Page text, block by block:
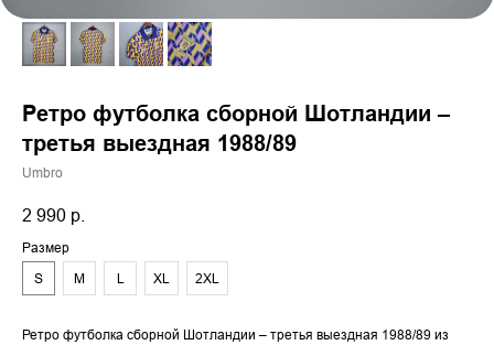
Ретро футболка сборной Шотландии –
третья выездная 1988/89
Umbro
2 990 р.
Размер
S
M L XL 2XL
Ретро футболка сборной Шотландии – третья выездная 1988/89 из